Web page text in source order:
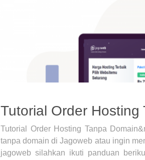
Tutorial Order
Tutorial Order Hosting Tanpa
tanpa domain di Jagoweb atau ingin
jagoweb silahkan ikuti panduan